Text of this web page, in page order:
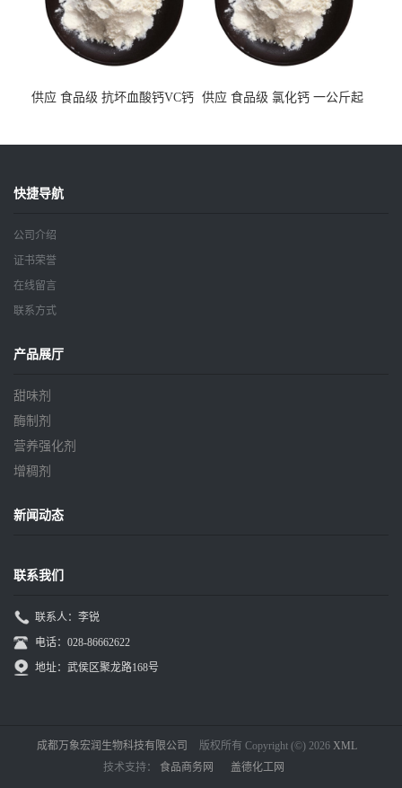
供应 食品级 抗坏血酸钙VC钙 供应 食品级 氯化钙 一公斤起
快捷导航
公司介绍
证书荣誉
在线留言
联系方式
产品展厅
甜味剂
酶制剂
营养强化剂
增稠剂
新闻动态
联系我们
联系人：李锐
电话：028-86662622
地址：武侯区聚龙路168号
成都万象宏润生物科技有限公司 版权所有 Copyright (©) 2026 XML
技术支持： 食品商务网 盖德化工网